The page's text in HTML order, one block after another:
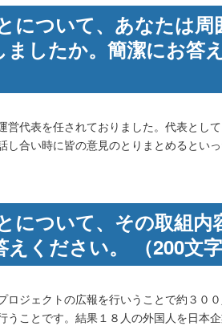
について、あなたは周
したか。簡潔にお答
代表を任されておりました。代表とし
合い時に皆の意見のとりまとめるとい
について、その取組内
ください。 （200文字
ロジェクトの広報を行いうことで約３０
ことです。結果１８人の外国人を日本